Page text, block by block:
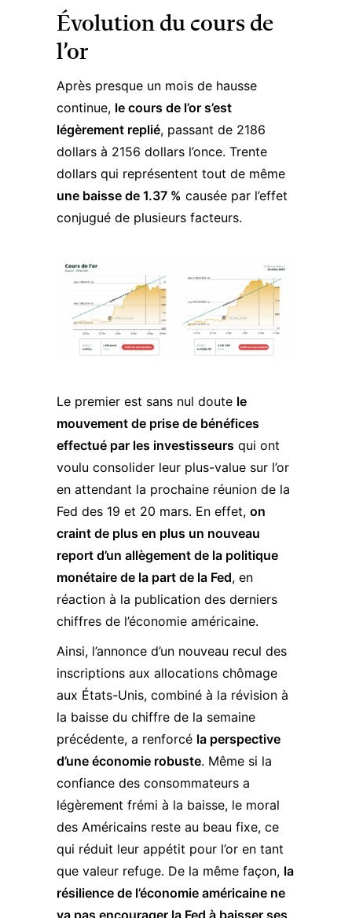
Évolution du cours de
l’or
Après presque un mois de hausse
continue, le cours de l’or s’est
légèrement replié, passant de 2186
dollars à 2156 dollars l’once. Trente
dollars qui représentent tout de même
une baisse de 1.37 % causée par l’effet
conjugué de plusieurs facteurs.
Le premier est sans nul doute le
mouvement de prise de bénéfices
effectué par les investisseurs qui ont
voulu consolider leur plus-value sur l’or
en attendant la prochaine réunion de la
Fed des 19 et 20 mars. En effet, on
craint de plus en plus un nouveau
report d’un allègement de la politique
monétaire de la part de la Fed, en
réaction à la publication des derniers
chiffres de l’économie américaine.
Ainsi, l’annonce d’un nouveau recul des
inscriptions aux allocations chômage
aux États-Unis, combiné à la révision à
la baisse du chiffre de la semaine
précédente, a renforcé la perspective
d’une économie robuste. Même si la
confiance des consommateurs a
légèrement frémi à la baisse, le moral
des Américains reste au beau fixe, ce
qui réduit leur appétit pour l’or en tant
que valeur refuge. De la même façon, la
résilience de l’économie américaine ne
va pas encourager la Fed à baisser ses